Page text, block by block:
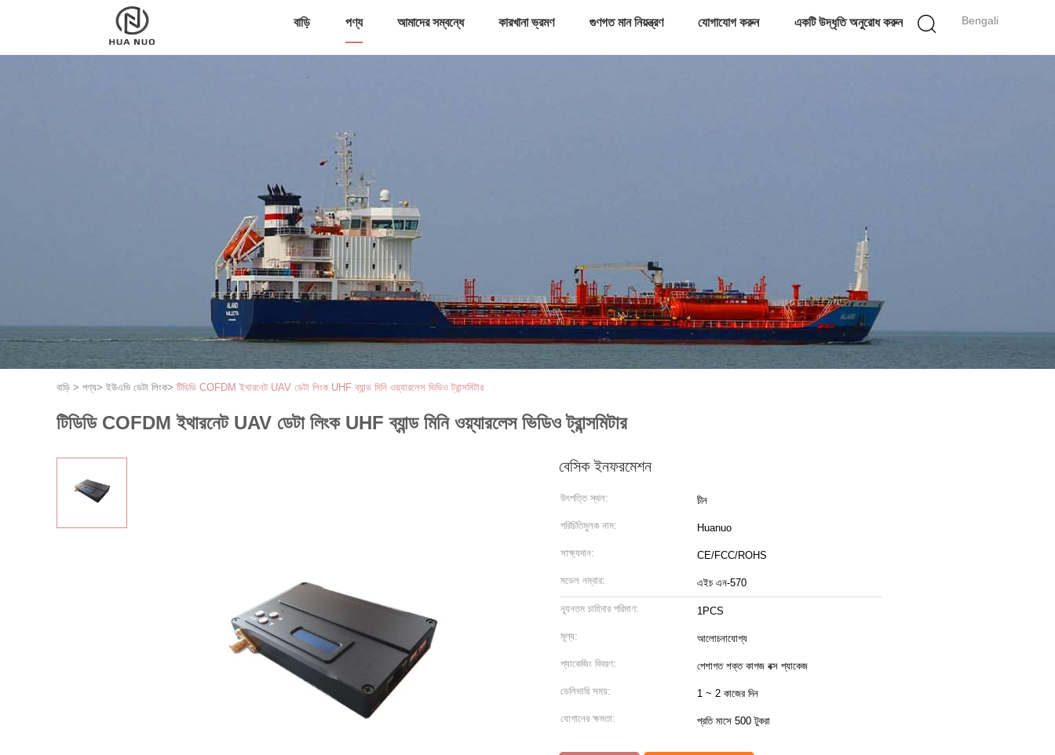
Bengali
বাড়ি পণ্য আমাদের সম্বন্ধে কারখানা ভ্রমণ গুণগত মান নিয়ন্ত্রণ যোগাযোগ করুন একটি উদ্ধৃতি অনুরোধ করুন
বাড়ি > পণ্য> ইউএভি ডেটা লিংক> টিডিডি COFDM ইথারনেট UAV ডেটা লিংক UHF ব্যান্ড মিনি ওয়্যারলেস ভিডিও ট্রান্সমিটার
টিডিডি COFDM ইথারনেট UAV ডেটা লিংক UHF ব্যান্ড মিনি ওয়্যারলেস ভিডিও ট্রান্সমিটার
বেসিক ইনফরমেশন
উৎপত্তি স্থল: চীন
পরিচিতিমুলক নাম: Huanuo
সাক্ষ্যদান: CE/FCC/ROHS
মডেল নম্বার: এইচ এন-570
ন্যূনতম চাহিদার পরিমাণ: 1PCS
মূল্য: আলোচনাযোগ্য
প্যাকেজিং বিবরণ: পেশাগত শক্ত কাগজ বক্স প্যাকেজ
ডেলিভারি সময়: 1 ~ 2 কাজের দিন
যোগানের ক্ষমতা: প্রতি মাসে 500 টুকরা